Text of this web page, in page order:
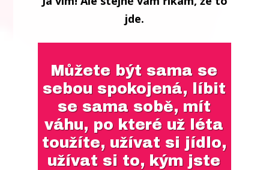
jde.
Můžete být sama se
sebou spokojená, líbit
se sama sobě, mít
váhu, po které už léta
toužíte, užívat si jídlo,
užívat si to, kým jste